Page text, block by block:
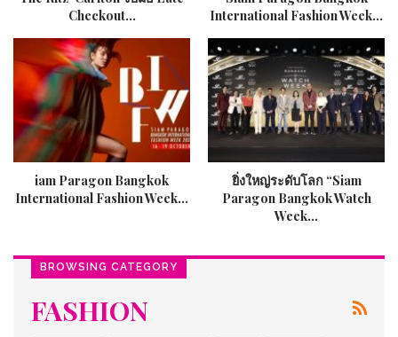
Checkout…
iam Paragon Bangkok
International Fashion Week…
International Fashion Week…
ยิ่งใหญ่ระดับโลก “Siam
Paragon Bangkok Watch
Week…
BROWSING CATEGORY
FASHION